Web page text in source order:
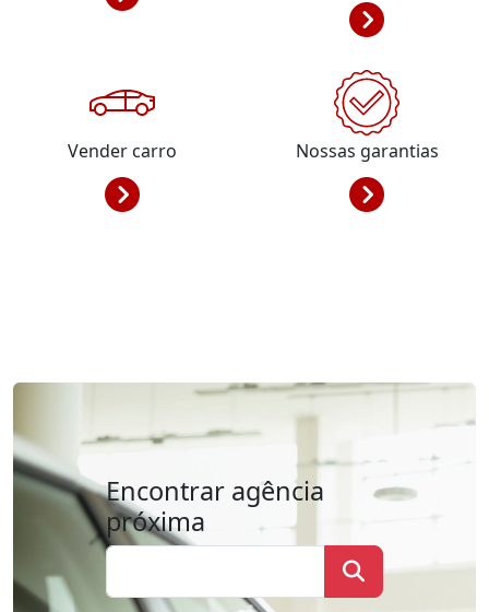
Vender carro Nossas garantias
Encontrar agência
próxima